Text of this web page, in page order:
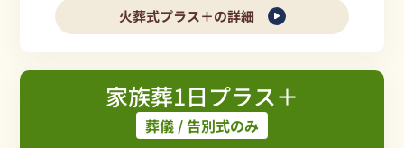
火葬式プラス＋の詳細
家族葬1日プラス＋
葬儀 / 告別式のみ